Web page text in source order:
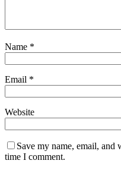
Name *
Email *
Website
Save my name, email, and
time I comment.